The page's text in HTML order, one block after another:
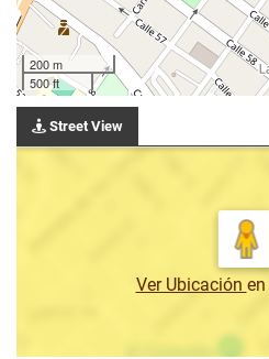
200 m
500 ft
Street View
Ver Ubicación en